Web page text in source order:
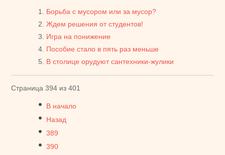
Борьба с мусором или за мусор?
Ждем решения от студентов!
Игра на понижение
Пособие стало в пять раз меньше
В столице орудуют сантехники-жулики
Страница 394 из 401
В начало
Назад
389
390